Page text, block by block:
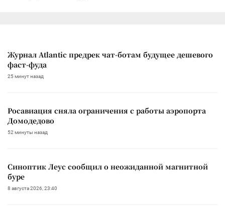
Журнал Atlantic предрек чат-ботам будущее дешевого
фаст-фуда
25 минут назад
Росавиация сняла ограничения с работы аэропорта
Домодедово
52 минуты назад
Синоптик Леус сообщил о неожиданной магнитной
буре
8 августа 2026, 23:40